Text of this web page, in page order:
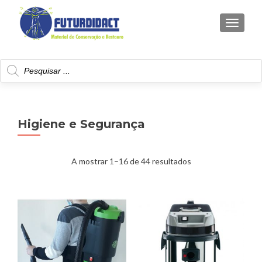
Products
search
Higiene e Segurança
A mostrar 1–16 de 44 resultados